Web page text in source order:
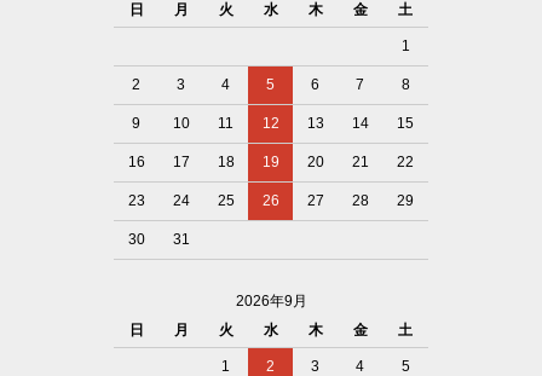
日
月 火 水 木 金 土
1
2 3 4 5 6 7 8
9 10 11 12 13 14 15
16 17 18 19 20 21 22
23 24 25 26 27 28 29
30 31
2026年9月
日
月 火 水 木 金 土
1 2 3 4 5